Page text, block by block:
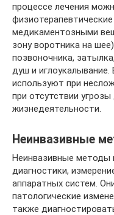
процессе лечения
медикаментозными
зону воротника на
позвоночника,
душ и
используют при
при отсутствии
жизнедеятельности.
Неинвазивные
Неинвазивные методы
диагностики,
аппаратных систем.
патологические
также